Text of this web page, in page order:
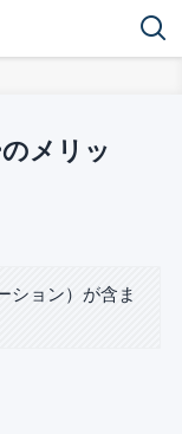
メリッ
ション）が含ま